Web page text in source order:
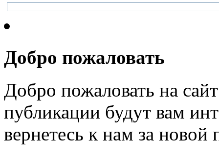
Добро пожаловать
Добро пожаловать на
публикации будут вам
вернетесь к нам за